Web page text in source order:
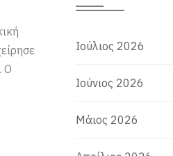
Ο
Ιούλιος 2026
Ιούνιος 2026
Μάιος 2026